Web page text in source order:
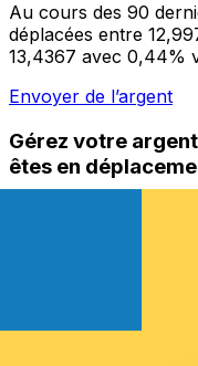
Au cours des 90
déplacées entre
13,4367 avec 0,44%
Envoyer de l’argent
Gérez votre
êtes en